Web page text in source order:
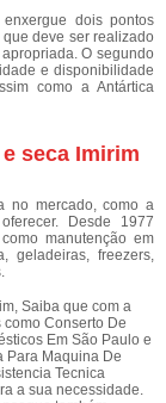
dois pontos
deve ser realizado
O segundo
e disponibilidade
como a Antártica
seca Imirim
no mercado, como a
Desde 1977
manutenção em
geladeiras, freezers,
Saiba que com a
Conserto De
Em São Paulo e
Para Maquina De
Tecnica
a sua necessidade.